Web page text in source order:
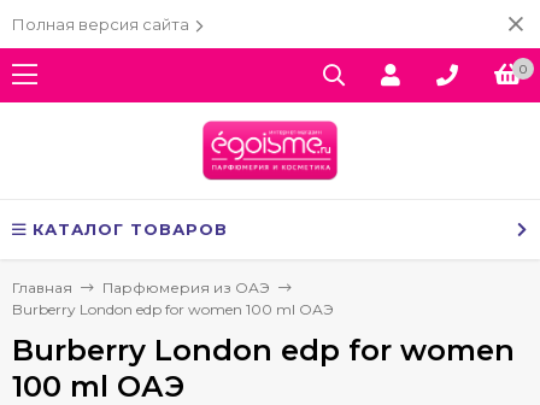
Полная версия сайта
0
КАТАЛОГ ТОВАРОВ
Главная
Парфюмерия из ОАЭ
Burberry London edp for women 100 ml ОАЭ
Burberry London edp for women
100 ml ОАЭ